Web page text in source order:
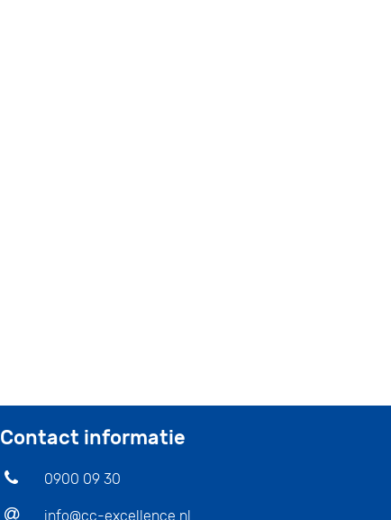
Contact informatie
0900 09 30
info@cc-excellence.nl